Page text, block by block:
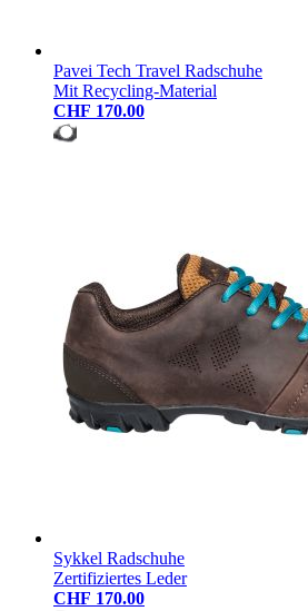
Pavei Tech Travel Radschuhe
Mit Recycling-Material
CHF 170.00
Sykkel Radschuhe
Zertifiziertes Leder
CHF 170.00